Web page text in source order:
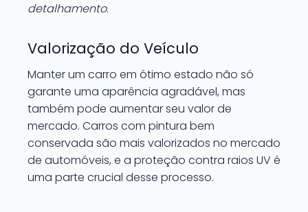
detalhamento.
Valorização do Veículo
Manter um carro em ótimo estado não só
garante uma aparência agradável, mas
também pode aumentar seu valor de
mercado. Carros com pintura bem
conservada são mais valorizados no mercado
de automóveis, e a proteção contra raios UV é
uma parte crucial desse processo.